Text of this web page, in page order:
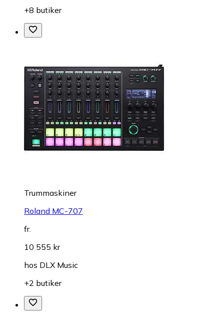
+8 butiker
Trummaskiner
Roland MC-707
fr.
10 555 kr
hos DLX Music
+2 butiker